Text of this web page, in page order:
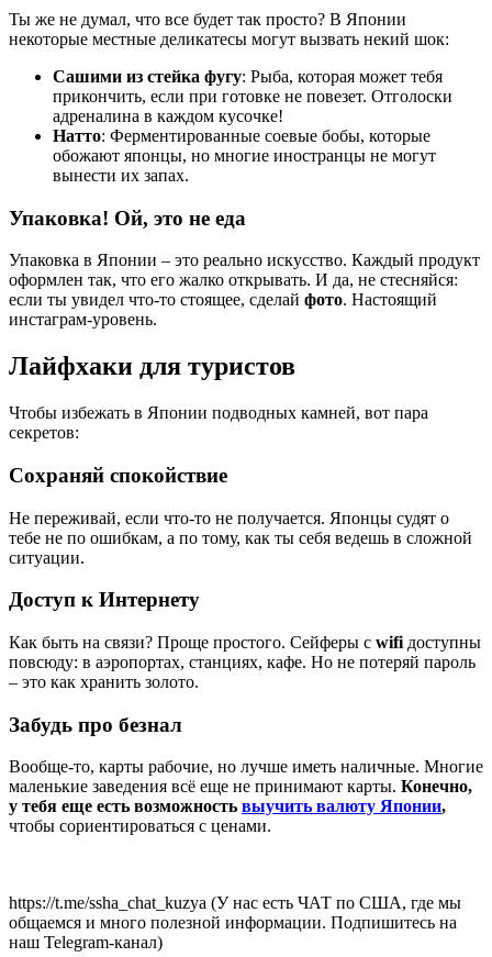
Ты же не думал, что все будет так просто? В Японии
некоторые местные деликатесы могут вызвать некий шок:
Сашими из стейка фугу: Рыба, которая может тебя
прикончить, если при готовке не повезет. Отголоски
адреналина в каждом кусочке!
Натто: Ферментированные соевые бобы, которые
обожают японцы, но многие иностранцы не могут
вынести их запах.
Упаковка! Ой, это не еда
Упаковка в Японии – это реально искусство. Каждый продукт
оформлен так, что его жалко открывать. И да, не стесняйся:
если ты увидел что-то стоящее, сделай фото. Настоящий
инстаграм-уровень.
Лайфхаки для туристов
Чтобы избежать в Японии подводных камней, вот пара
секретов:
Сохраняй спокойствие
Не переживай, если что-то не получается. Японцы судят о
тебе не по ошибкам, а по тому, как ты себя ведешь в сложной
ситуации.
Доступ к Интернету
Как быть на связи? Проще простого. Сейферы с wifi доступны
повсюду: в аэропортах, станциях, кафе. Но не потеряй пароль
– это как хранить золото.
Забудь про безнал
Вообще-то, карты рабочие, но лучше иметь наличные. Многие
маленькие заведения всё еще не принимают карты. Конечно,
у тебя еще есть возможность выучить валюту Японии,
чтобы сориентироваться с ценами.
https://t.me/ssha_chat_kuzya (У нас есть ЧАТ по США, где мы
общаемся и много полезной информации. Подпишитесь на
наш Telegram-канал)